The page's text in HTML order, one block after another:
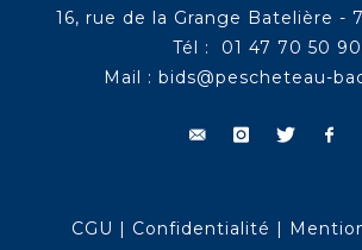
16, rue de la Grange Batelière -
Tél : 01 47 70 50 90
Mail : bids@pescheteau-
CGU | Confidentialité |